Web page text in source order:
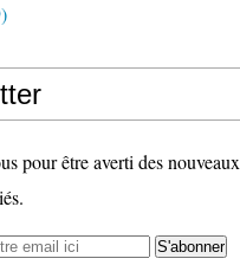
pour être averti des nouveaux